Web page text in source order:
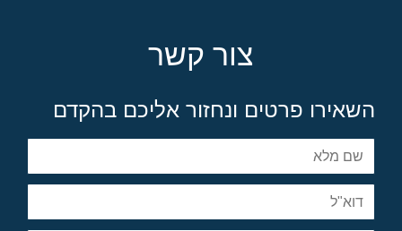
צור קשר
השאירו פרטים ונחזור אליכם בהקדם